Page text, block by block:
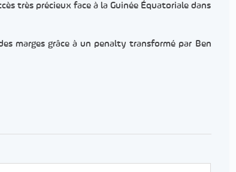
très précieux face à la Guinée Équatoriale dans
marges grâce à un penalty transformé par Ben